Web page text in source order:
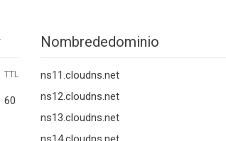
Nombrededominio
ns11.cloudns.net
ns12.cloudns.net
ns13.cloudns.net
TTL
60